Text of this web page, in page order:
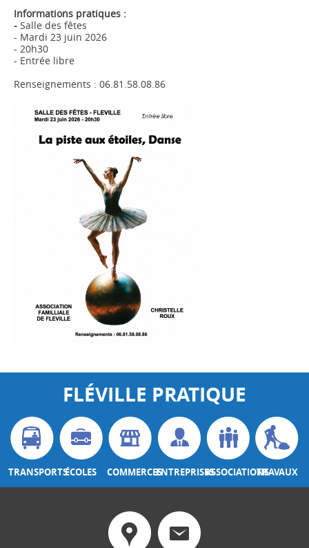
Informations pratiques :
- Salle des fêtes
- Mardi 23 juin 2026
- 20h30
- Entrée libre
Renseignements : 06.81.58.08.86
FLÉVILLE PRATIQUE
TRANSPORTSÉCOLES COMMERCESENTREPRISESASSOCIATIONSTRAVAUX